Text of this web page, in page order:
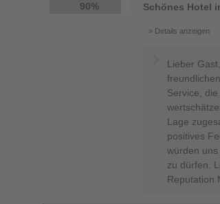
90%
Schönes Hotel
Details anzeigen
Lieber
Service,
Lage
positives
würden
zu dürfen.
Reputation